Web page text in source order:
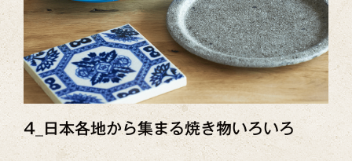
4_日本各地から集まる焼き物いろいろ